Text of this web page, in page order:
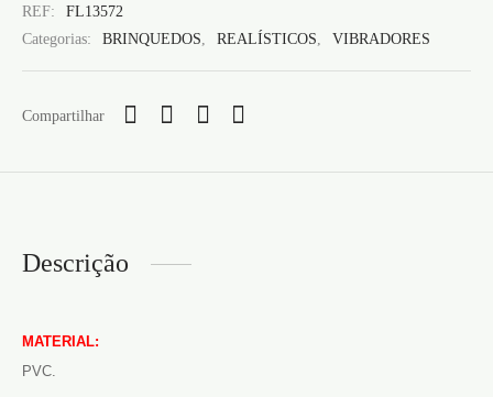
REF:
FL13572
Categorias:
BRINQUEDOS REALÍSTICOS VIBRADORES
Compartilhar
Descrição
MATERIAL:
PVC.